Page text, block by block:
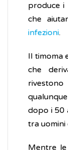
produce i
che
infezioni.
Il timoma
che
dopo i 50
tra uomini
Mentre